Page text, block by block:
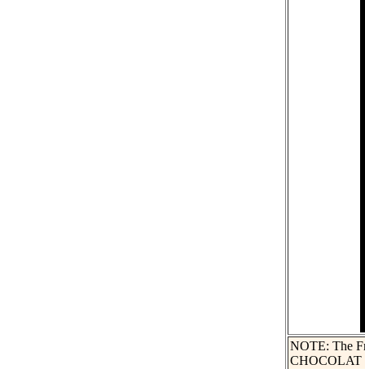
NOTE: The
CHOCOLAT